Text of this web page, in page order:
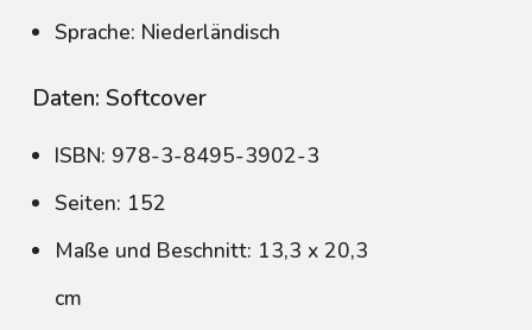
Sprache: Niederländisch
Daten: Softcover
ISBN: 978-3-8495-3902-3
Seiten: 152
Maße und Beschnitt: 13,3 x 20,3
cm